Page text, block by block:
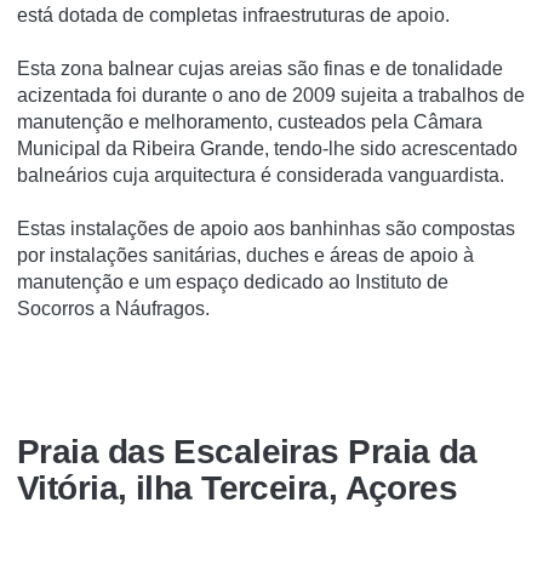
está dotada de completas infraestruturas de apoio.
Esta zona balnear cujas areias são finas e de tonalidade
acizentada foi durante o ano de 2009 sujeita a trabalhos de
manutenção e melhoramento, custeados pela Câmara
Municipal da Ribeira Grande, tendo-lhe sido acrescentado
balneários cuja arquitectura é considerada vanguardista.
Estas instalações de apoio aos banhinhas são compostas
por instalações sanitárias, duches e áreas de apoio à
manutenção e um espaço dedicado ao Instituto de
Socorros a Náufragos.
Praia das Escaleiras Praia da
Vitória, ilha Terceira, Açores